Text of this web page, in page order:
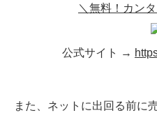
＼無料！カン
公式サイト →
また、ネットに出回る前に